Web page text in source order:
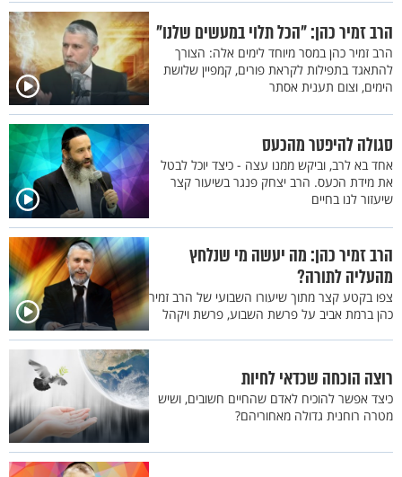
הרב זמיר כהן: "הכל תלוי במעשים שלנו"
הרב זמיר כהן במסר מיוחד לימים אלה: הצורך
להתאגד בתפילות לקראת פורים, קמפיין שלושת
הימים, וצום תענית אסתר
סגולה להיפטר מהכעס
אחד בא לרב, וביקש ממנו עצה - כיצד יוכל לבטל
את מידת הכעס. הרב יצחק פנגר בשיעור קצר
שיעזור לנו בחיים
הרב זמיר כהן: מה יעשה מי שנלחץ
מהעליה לתורה?
צפו בקטע קצר מתוך שיעורו השבועי של הרב זמיר
כהן ברמת אביב על פרשת השבוע, פרשת ויקהל
רוצה הוכחה שכדאי לחיות
כיצד אפשר להוכיח לאדם שהחיים חשובים, ושיש
מטרה רוחנית גדולה מאחוריהם?